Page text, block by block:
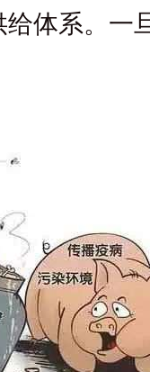
体系。一